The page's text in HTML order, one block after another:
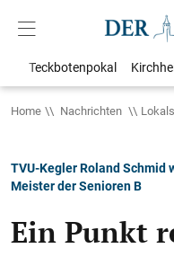
Teckbotenpokal
Home Nachrichten
TVU-Kegler Roland
Meister der Senioren B
Ein Punkt